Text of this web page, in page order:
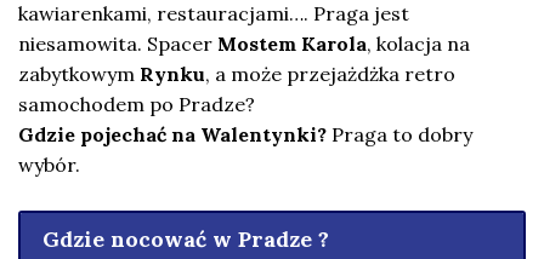
kawiarenkami, restauracjami…. Praga jest
niesamowita. Spacer Mostem Karola, kolacja na
zabytkowym Rynku, a może przejażdżka retro
samochodem po Pradze?
Gdzie pojechać na Walentynki? Praga to dobry
wybór.
Gdzie nocować w Pradze ?